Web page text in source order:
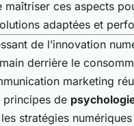
maîtriser ces aspects
adaptées et
de l’innovation
derrière le
marketing
principes de
stratégies